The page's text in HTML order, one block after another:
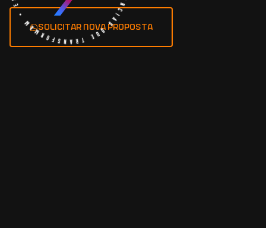
solicitar nova proposta